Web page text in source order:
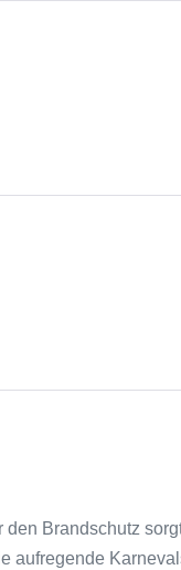
Brandschutz
aufregende